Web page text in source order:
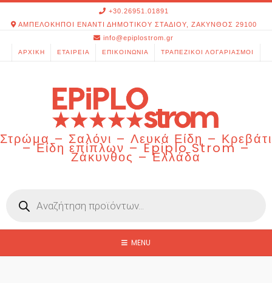
+30.26951.01891
ΑΜΠΕΛΟΚΗΠΟΙ ΕΝΑΝΤΙ ΔΗΜΟΤΙΚΟΥ ΣΤΑΔΙΟΥ, ΖΑΚΥΝΘΟΣ 29100
info@epiplostrom.gr
ΑΡΧΙΚΉ ΕΤΑΙΡΕΊΑ ΕΠΙΚΟΙΝΩΝΊΑ ΤΡΑΠΕΖΙΚΟΊ ΛΟΓΑΡΙΑΣΜΟΊ
Στρώμα – Σαλόνι – Λευκά Είδη – Κρεβάτι
– Είδη επίπλων – Epiplo Strom –
Ζάκυνθος – Ελλάδα
search
MENU